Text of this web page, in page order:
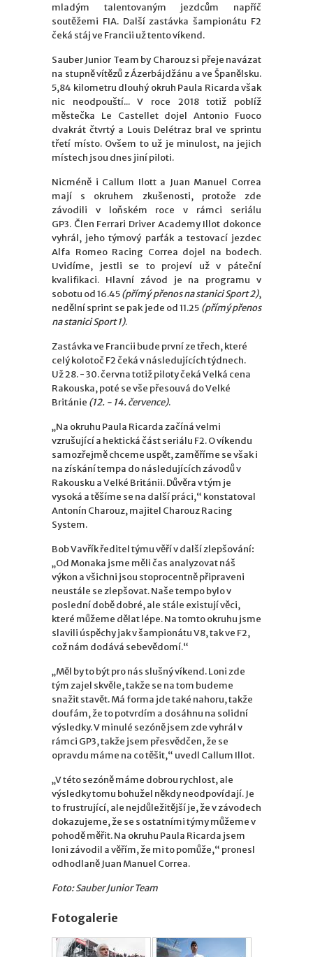
mladým talentovaným jezdcům napříč
soutěžemi FIA. Další zastávka šampionátu F2
čeká stáj ve Francii už tento víkend.
Sauber Junior Team by Charouz si přeje navázat
na stupně vítězů z Ázerbájdžánu a ve Španělsku.
5,84 kilometru dlouhý okruh Paula Ricarda však
nic neodpouští... V roce 2018 totiž poblíž
městečka Le Castellet dojel Antonio Fuoco
dvakrát čtvrtý a Louis Delétraz bral ve sprintu
třetí místo. Ovšem to už je minulost, na jejich
místech jsou dnes jiní piloti.
Nicméně i Callum Ilott a Juan Manuel Correa
mají s okruhem zkušenosti, protože zde
závodili v loňském roce v rámci seriálu
GP3. Člen Ferrari Driver Academy Illot dokonce
vyhrál, jeho týmový parťák a testovací jezdec
Alfa Romeo Racing Correa dojel na bodech.
Uvidíme, jestli se to projeví už v páteční
kvalifikaci. Hlavní závod je na programu v
sobotu od 16.45(přímý přenos na stanici Sport 2),
nedělní sprint se pak jede od 11.25 (přímý přenos
na stanici Sport 1).
Zastávka ve Francii bude první ze třech, které
celý kolotoč F2 čeká v následujících týdnech.
Už 28. - 30. června totiž piloty čeká Velká cena
Rakouska, poté se vše přesouvá do Velké
Británie (12. - 14. července).
„Na okruhu Paula Ricarda začíná velmi
vzrušující a hektická část seriálu F2. O víkendu
samozřejmě chceme uspět, zaměříme se však i
na získání tempa do následujících závodů v
Rakousku a Velké Británii. Důvěra v tým je
vysoká a těšíme se na další práci,“ konstatoval
Antonín Charouz, majitel Charouz Racing
System.
Bob Vavřík ředitel týmu věří v další zlepšování:
„Od Monaka jsme měli čas analyzovat náš
výkon a všichni jsou stoprocentně připraveni
neustále se zlepšovat. Naše tempo bylo v
poslední době dobré, ale stále existují věci,
které můžeme dělat lépe. Na tomto okruhu jsme
slavili úspěchy jak v šampionátu V8, tak ve F2,
což nám dodává sebevědomí.“
„Měl by to být pro nás slušný víkend. Loni zde
tým zajel skvěle, takže se na tom budeme
snažit stavět. Má forma jde také nahoru, takže
doufám, že to potvrdím a dosáhnu na solidní
výsledky. V minulé sezóně jsem zde vyhrál v
rámci GP3, takže jsem přesvědčen, že se
opravdu máme na co těšit,“ uvedl Callum Illot.
„V této sezóně máme dobrou rychlost, ale
výsledky tomu bohužel někdy neodpovídají. Je
to frustrující, ale nejdůležitější je, že v závodech
dokazujeme, že se s ostatními týmy můžeme v
pohodě měřit. Na okruhu Paula Ricarda jsem
loni závodil a věřím, že mi to pomůže,“ pronesl
odhodlaně Juan Manuel Correa.
Foto: Sauber Junior Team
Fotogalerie